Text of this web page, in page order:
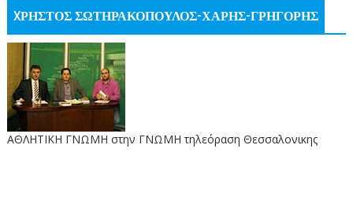
XΡΗΣΤΟΣ ΣΩΤΗΡΑΚΟΠΟΥΛΟΣ-ΧΑΡΗΣ-ΓΡΗΓΟΡΗΣ
ΑΘΛΗΤΙΚΗ ΓΝΩΜΗ στην ΓΝΩΜΗ τηλεόραση Θεσσαλονικης